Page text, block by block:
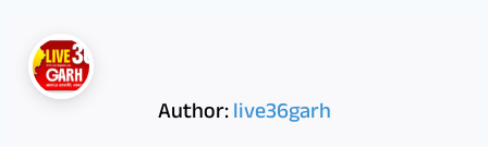
Author:live36garh